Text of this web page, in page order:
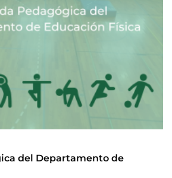
del Departamento de